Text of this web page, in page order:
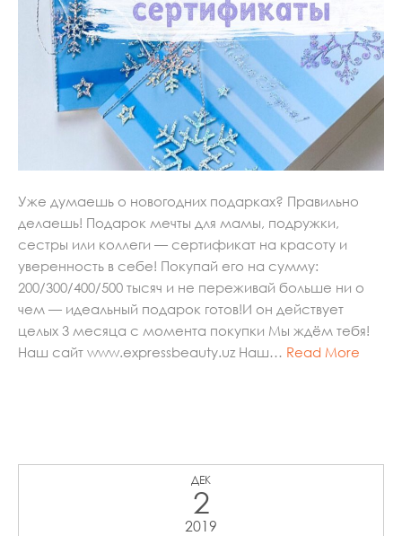
Уже думаешь о новогодних подарках? Правильно
делаешь! Подарок мечты для мамы, подружки,
сестры или коллеги — сертификат на красоту и
уверенность в себе! Покупай его на сумму:
200/300/400/500 тысяч и не переживай больше ни о
чем — идеальный подарок готов!И он действует
целых 3 месяца с момента покупки Мы ждём тебя!
Наш сайт www.expressbeauty.uz Наш… Read More
ДЕК
2
2019